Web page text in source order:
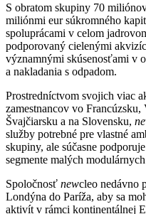
S obratom skupiny 70
miliónmi eur súkromného
spoluprácami v celom
podporovaný cielenými
významnými skúsenosťami v
a nakladania s odpadom.
Prostredníctvom svojich viac
zamestnancov vo
Švajčiarsku a na Slovensku,
služby potrebné pre vlastné
skupiny, ale súčasne
segmente malých
Spoločnosť newcleo nedávno
Londýna do Paríža, aby sa
aktivít v rámci kontinentálnej